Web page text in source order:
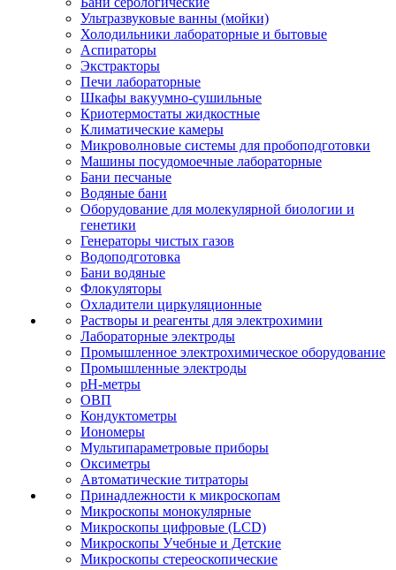
Ультразвуковые ванны (мойки)
Холодильники лабораторные и бытовые
Аспираторы
Экстракторы
Печи лабораторные
Шкафы вакуумно-сушильные
Криотермостаты жидкостные
Климатические камеры
Микроволновые системы для пробоподготовки
Машины посудомоечные лабораторные
Бани песчаные
Водяные бани
Оборудование для молекулярной биологии и
генетики
Генераторы чистых газов
Водоподготовка
Бани водяные
Флокуляторы
Охладители циркуляционные
Растворы и реагенты для электрохимии
Лабораторные электроды
Промышленное электрохимическое оборудование
Промышленные электроды
pH-метры
ОВП
Кондуктометры
Иономеры
Мультипараметровые приборы
Оксиметры
Автоматические титраторы
Принадлежности к микроскопам
Микроскопы монокулярные
Микроскопы цифровые (LCD)
Микроскопы Учебные и Детские
Микроскопы стереоскопические